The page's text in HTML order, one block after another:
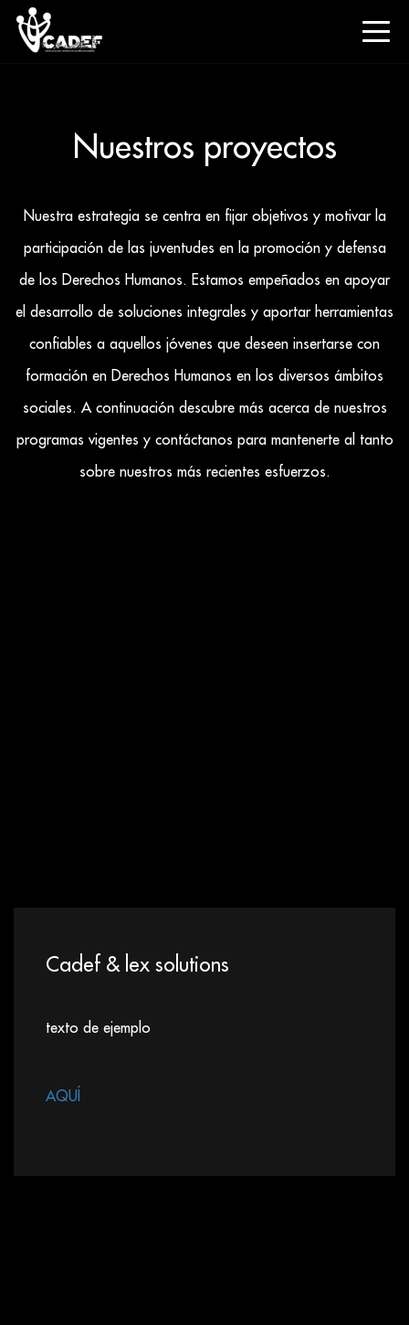
Nuestros proyectos
Nuestra estrategia se centra en fijar objetivos y motivar la
participación de las juventudes en la promoción y defensa
de los Derechos Humanos. Estamos empeñados en apoyar
el desarrollo de soluciones integrales y aportar herramientas
confiables a aquellos jóvenes que deseen insertarse con
formación en Derechos Humanos en los diversos ámbitos
sociales. A continuación descubre más acerca de nuestros
programas vigentes y contáctanos para mantenerte al tanto
sobre nuestros más recientes esfuerzos.
Cadef & lex solutions
texto de ejemplo
AQUÍ